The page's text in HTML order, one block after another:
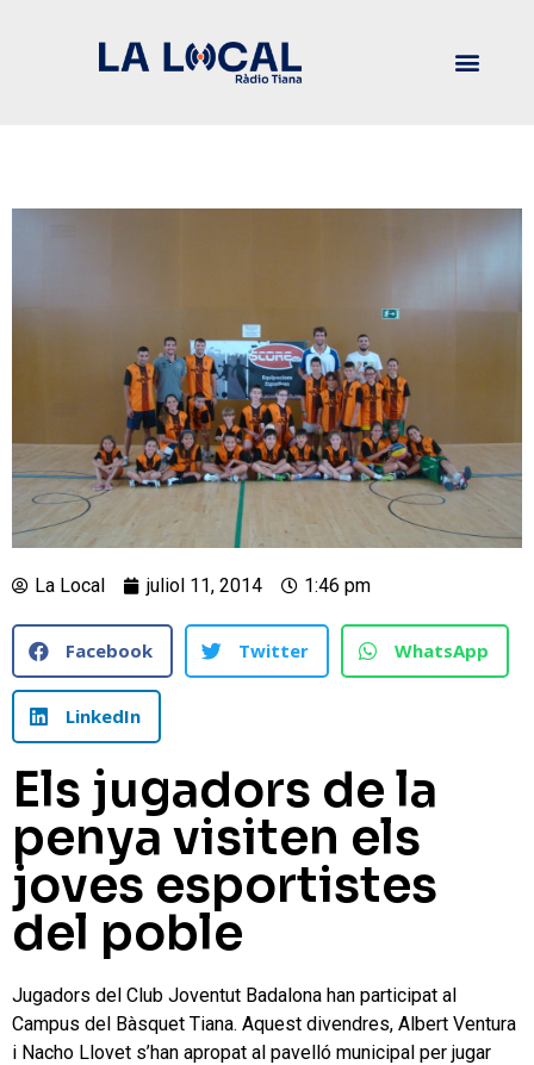
La Local juliol 11, 2014 1:46 pm
Facebook Twitter WhatsApp
LinkedIn
Els jugadors de la
penya visiten els
joves esportistes
del poble
Jugadors del Club Joventut Badalona han participat al
Campus del Bàsquet Tiana. Aquest divendres, Albert Ventura
i Nacho Llovet s’han apropat al pavelló municipal per jugar